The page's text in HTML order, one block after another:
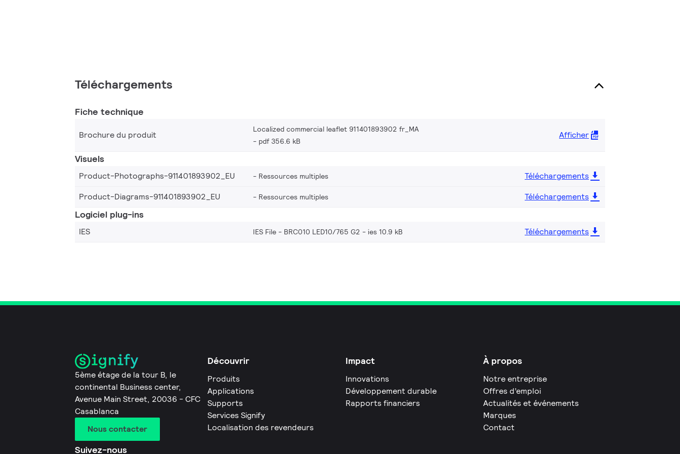
Téléchargements
Fiche technique
Brochure du produit
Localized commercial leaflet 911401893902 fr_MA
pdf 356.6 kB
Afficher
Visuels
Product-Photographs-911401893902_EU Ressources multiples
Téléchargements
Product-Diagrams-911401893902_EU
Ressources multiples Téléchargements
Logiciel plug-ins
IES IES File - BRC010 LED10/765 G2 ies 10.9 kB Téléchargements
5ème étage de la tour B, le
continental Business center,
Avenue Main Street, 20036 - CFC
Casablanca
Nous contacter
Suivez-nous
Découvrir
Produits
Applications
Supports
Services Signify
Localisation des revendeurs
Impact
Innovations
Développement durable
Rapports financiers
À propos
Notre entreprise
Offres d’emploi
Actualités et événements
Marques
Contact